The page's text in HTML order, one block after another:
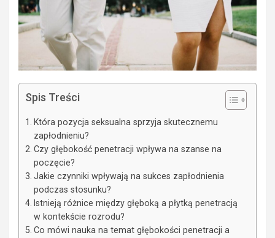
Spis Treści
Która pozycja seksualna sprzyja skutecznemu
zapłodnieniu?
Czy głębokość penetracji wpływa na szanse na
poczęcie?
Jakie czynniki wpływają na sukces zapłodnienia
podczas stosunku?
Istnieją różnice między głęboką a płytką penetracją
w kontekście rozrodu?
Co mówi nauka na temat głębokości penetracji a